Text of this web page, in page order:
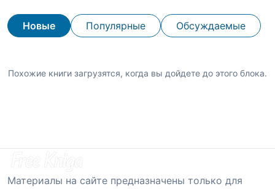
Новые Популярные Обсуждаемые
Похожие книги загрузятся, когда вы дойдете до этого блока.
Материалы на сайте предназначены только для